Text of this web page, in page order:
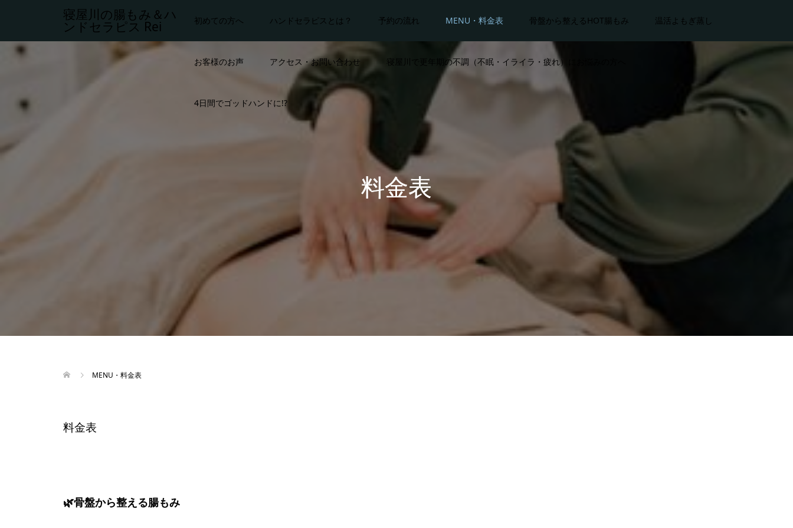
寝屋川の腸もみ＆ハ
ンドセラピス Rei 初めての方へ ハンドセラピスとは？ 予約の流れ MENU・料金表 骨盤から整えるHOT腸もみ 温活よもぎ蒸し
お客様のお声 アクセス・お問い合わせ 寝屋川で更年期の不調（不眠・イライラ・疲れ）にお悩みの方へ
4日間でゴッドハンドに!?
料金表
MENU・料金表
料金表
🌿骨盤から整える腸もみ